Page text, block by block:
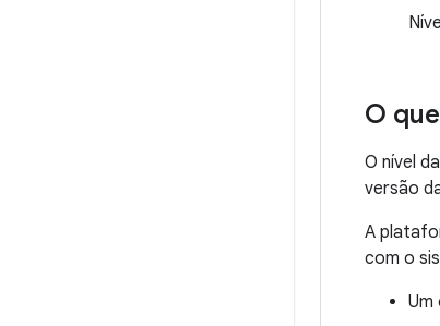
O
O nível
versão
A
com o
Um